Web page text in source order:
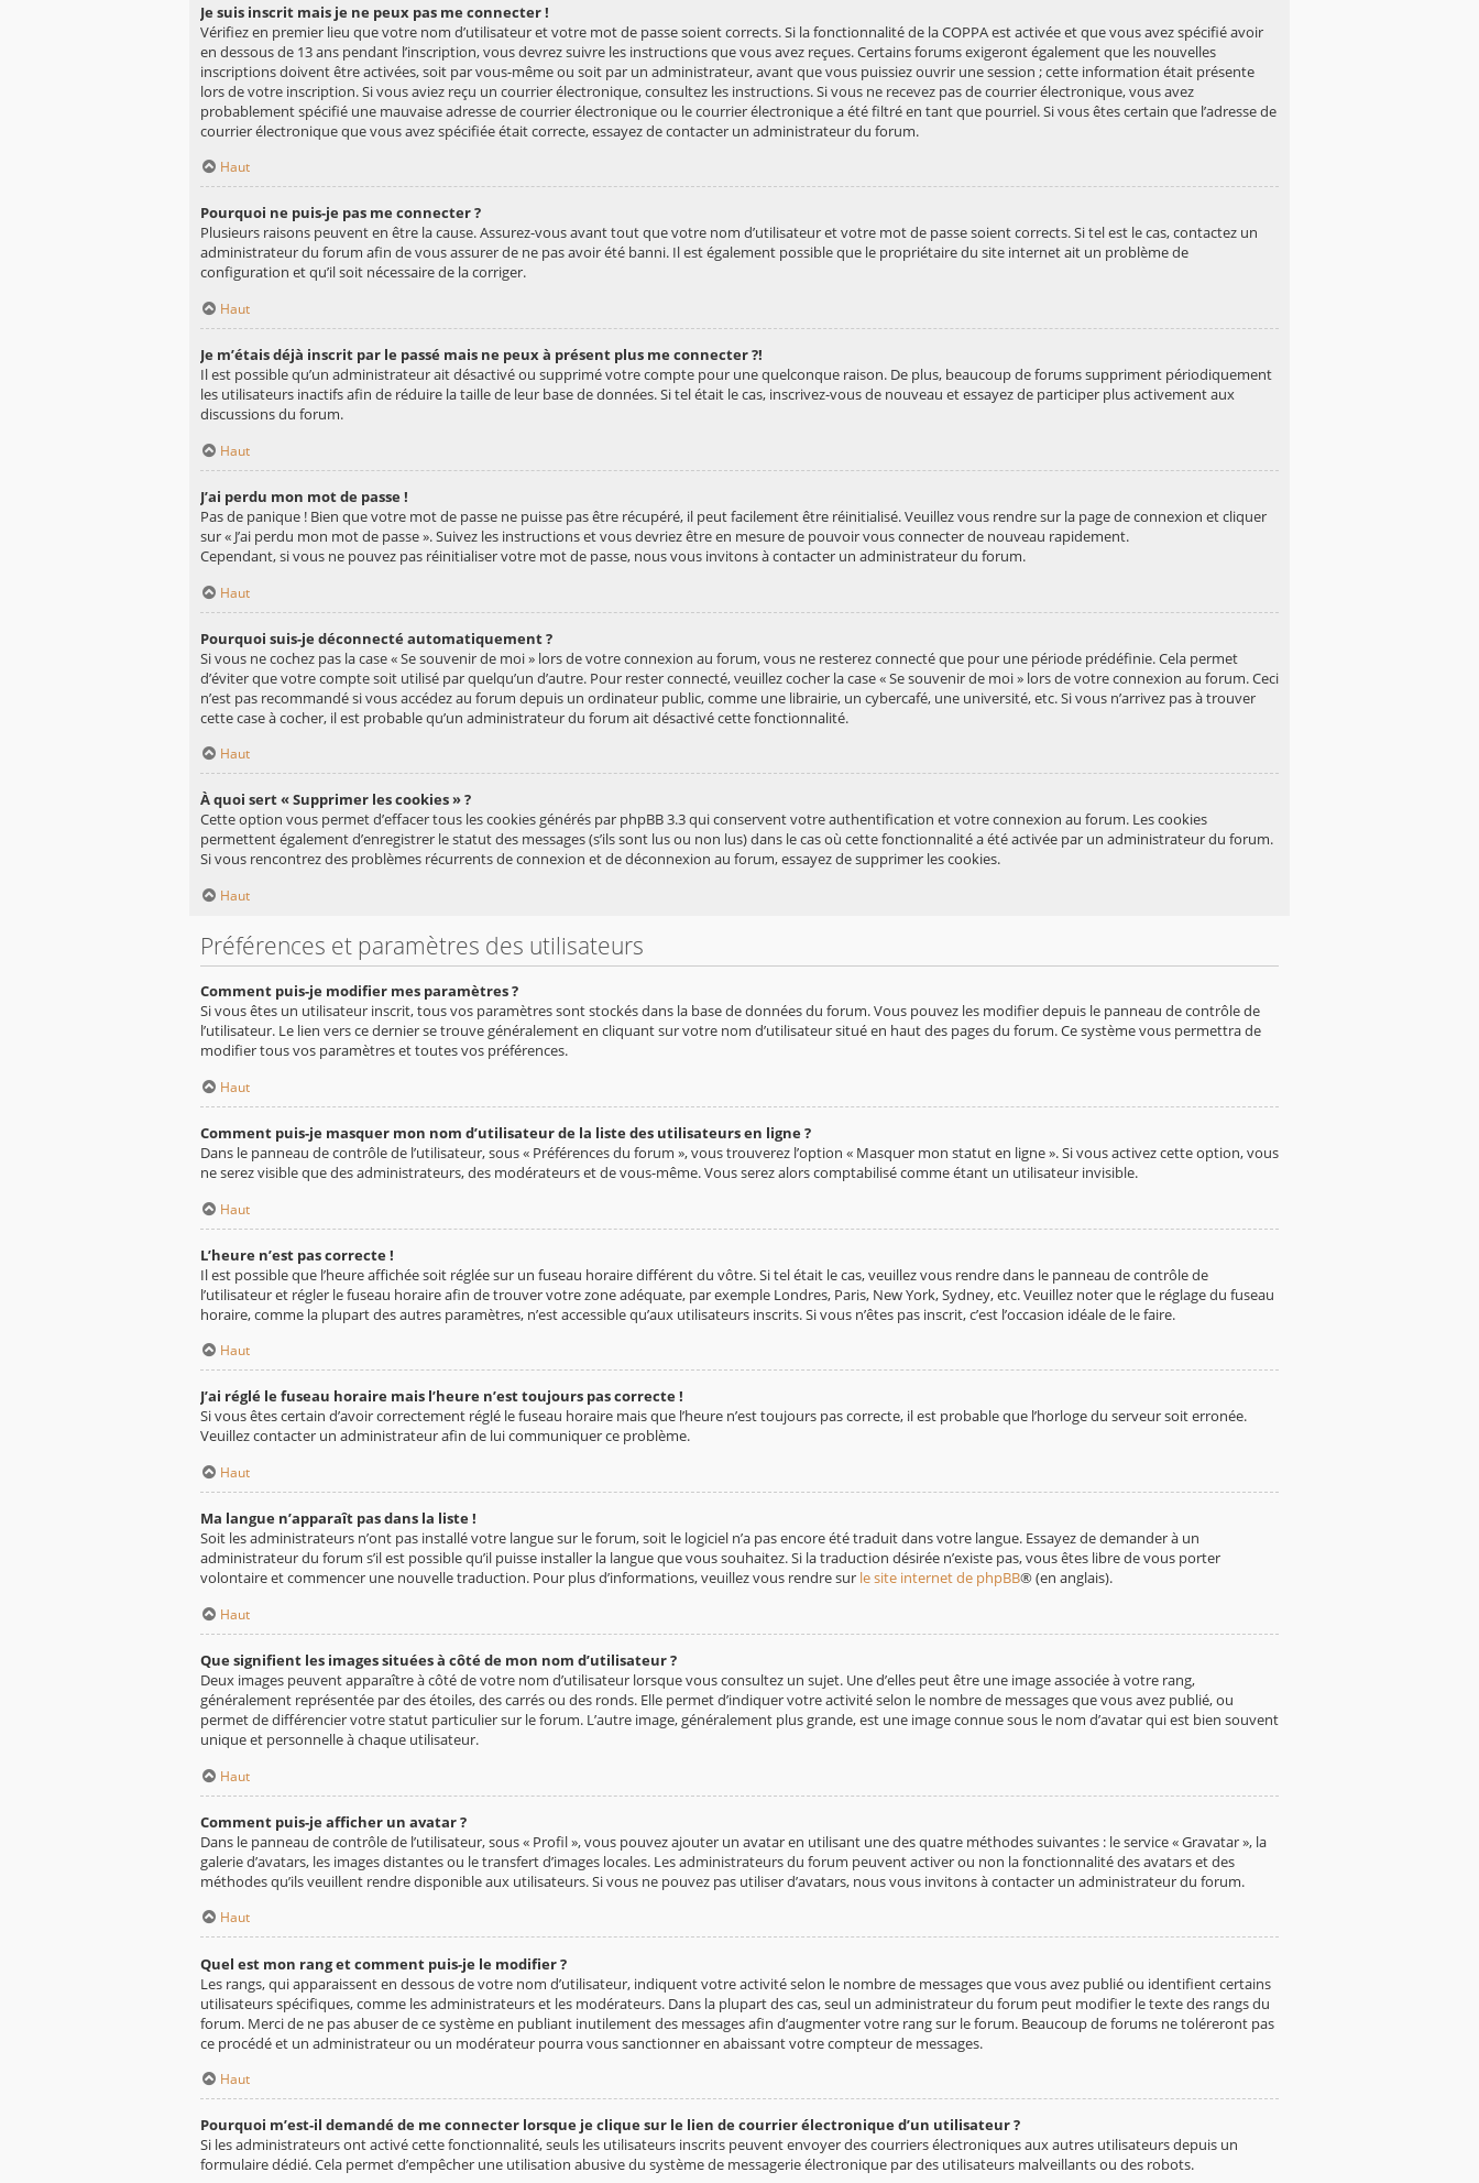
Je suis inscrit mais je ne peux pas me connecter !
Vérifiez en premier lieu que votre nom d’utilisateur et votre mot de passe soient corrects. Si la fonctionnalité de la COPPA est activée et que vous avez spécifié avoir
en dessous de 13 ans pendant l’inscription, vous devrez suivre les instructions que vous avez reçues. Certains forums exigeront également que les nouvelles
inscriptions doivent être activées, soit par vous-même ou soit par un administrateur, avant que vous puissiez ouvrir une session ; cette information était présente
lors de votre inscription. Si vous aviez reçu un courrier électronique, consultez les instructions. Si vous ne recevez pas de courrier électronique, vous avez
probablement spécifié une mauvaise adresse de courrier électronique ou le courrier électronique a été filtré en tant que pourriel. Si vous êtes certain que l’adresse de
courrier électronique que vous avez spécifiée était correcte, essayez de contacter un administrateur du forum.
Haut
Pourquoi ne puis-je pas me connecter ?
Plusieurs raisons peuvent en être la cause. Assurez-vous avant tout que votre nom d’utilisateur et votre mot de passe soient corrects. Si tel est le cas, contactez un
administrateur du forum afin de vous assurer de ne pas avoir été banni. Il est également possible que le propriétaire du site internet ait un problème de
configuration et qu’il soit nécessaire de la corriger.
Haut
Je m’étais déjà inscrit par le passé mais ne peux à présent plus me connecter ?!
Il est possible qu’un administrateur ait désactivé ou supprimé votre compte pour une quelconque raison. De plus, beaucoup de forums suppriment périodiquement
les utilisateurs inactifs afin de réduire la taille de leur base de données. Si tel était le cas, inscrivez-vous de nouveau et essayez de participer plus activement aux
discussions du forum.
Haut
J’ai perdu mon mot de passe !
Pas de panique ! Bien que votre mot de passe ne puisse pas être récupéré, il peut facilement être réinitialisé. Veuillez vous rendre sur la page de connexion et cliquer
sur « J’ai perdu mon mot de passe ». Suivez les instructions et vous devriez être en mesure de pouvoir vous connecter de nouveau rapidement.
Cependant, si vous ne pouvez pas réinitialiser votre mot de passe, nous vous invitons à contacter un administrateur du forum.
Haut
Pourquoi suis-je déconnecté automatiquement ?
Si vous ne cochez pas la case « Se souvenir de moi » lors de votre connexion au forum, vous ne resterez connecté que pour une période prédéfinie. Cela permet
d’éviter que votre compte soit utilisé par quelqu’un d’autre. Pour rester connecté, veuillez cocher la case « Se souvenir de moi » lors de votre connexion au forum. Ceci
n’est pas recommandé si vous accédez au forum depuis un ordinateur public, comme une librairie, un cybercafé, une université, etc. Si vous n’arrivez pas à trouver
cette case à cocher, il est probable qu’un administrateur du forum ait désactivé cette fonctionnalité.
Haut
À quoi sert « Supprimer les cookies » ?
Cette option vous permet d’effacer tous les cookies générés par phpBB 3.3 qui conservent votre authentification et votre connexion au forum. Les cookies
permettent également d’enregistrer le statut des messages (s’ils sont lus ou non lus) dans le cas où cette fonctionnalité a été activée par un administrateur du forum.
Si vous rencontrez des problèmes récurrents de connexion et de déconnexion au forum, essayez de supprimer les cookies.
Haut
Préférences et paramètres des utilisateurs
Comment puis-je modifier mes paramètres ?
Si vous êtes un utilisateur inscrit, tous vos paramètres sont stockés dans la base de données du forum. Vous pouvez les modifier depuis le panneau de contrôle de
l’utilisateur. Le lien vers ce dernier se trouve généralement en cliquant sur votre nom d’utilisateur situé en haut des pages du forum. Ce système vous permettra de
modifier tous vos paramètres et toutes vos préférences.
Haut
Comment puis-je masquer mon nom d’utilisateur de la liste des utilisateurs en ligne ?
Dans le panneau de contrôle de l’utilisateur, sous « Préférences du forum », vous trouverez l’option « Masquer mon statut en ligne ». Si vous activez cette option, vous
ne serez visible que des administrateurs, des modérateurs et de vous-même. Vous serez alors comptabilisé comme étant un utilisateur invisible.
Haut
L’heure n’est pas correcte !
Il est possible que l’heure affichée soit réglée sur un fuseau horaire différent du vôtre. Si tel était le cas, veuillez vous rendre dans le panneau de contrôle de
l’utilisateur et régler le fuseau horaire afin de trouver votre zone adéquate, par exemple Londres, Paris, New York, Sydney, etc. Veuillez noter que le réglage du fuseau
horaire, comme la plupart des autres paramètres, n’est accessible qu’aux utilisateurs inscrits. Si vous n’êtes pas inscrit, c’est l’occasion idéale de le faire.
Haut
J’ai réglé le fuseau horaire mais l’heure n’est toujours pas correcte !
Si vous êtes certain d’avoir correctement réglé le fuseau horaire mais que l’heure n’est toujours pas correcte, il est probable que l’horloge du serveur soit erronée.
Veuillez contacter un administrateur afin de lui communiquer ce problème.
Haut
Ma langue n’apparaît pas dans la liste !
Soit les administrateurs n’ont pas installé votre langue sur le forum, soit le logiciel n’a pas encore été traduit dans votre langue. Essayez de demander à un
administrateur du forum s’il est possible qu’il puisse installer la langue que vous souhaitez. Si la traduction désirée n’existe pas, vous êtes libre de vous porter
volontaire et commencer une nouvelle traduction. Pour plus d’informations, veuillez vous rendre sur le site internet de phpBB® (en anglais).
Haut
Que signifient les images situées à côté de mon nom d’utilisateur ?
Deux images peuvent apparaître à côté de votre nom d’utilisateur lorsque vous consultez un sujet. Une d’elles peut être une image associée à votre rang,
généralement représentée par des étoiles, des carrés ou des ronds. Elle permet d’indiquer votre activité selon le nombre de messages que vous avez publié, ou
permet de différencier votre statut particulier sur le forum. L’autre image, généralement plus grande, est une image connue sous le nom d’avatar qui est bien souvent
unique et personnelle à chaque utilisateur.
Haut
Comment puis-je afficher un avatar ?
Dans le panneau de contrôle de l’utilisateur, sous « Profil », vous pouvez ajouter un avatar en utilisant une des quatre méthodes suivantes : le service « Gravatar », la
galerie d’avatars, les images distantes ou le transfert d’images locales. Les administrateurs du forum peuvent activer ou non la fonctionnalité des avatars et des
méthodes qu’ils veuillent rendre disponible aux utilisateurs. Si vous ne pouvez pas utiliser d’avatars, nous vous invitons à contacter un administrateur du forum.
Haut
Quel est mon rang et comment puis-je le modifier ?
Les rangs, qui apparaissent en dessous de votre nom d’utilisateur, indiquent votre activité selon le nombre de messages que vous avez publié ou identifient certains
utilisateurs spécifiques, comme les administrateurs et les modérateurs. Dans la plupart des cas, seul un administrateur du forum peut modifier le texte des rangs du
forum. Merci de ne pas abuser de ce système en publiant inutilement des messages afin d’augmenter votre rang sur le forum. Beaucoup de forums ne toléreront pas
ce procédé et un administrateur ou un modérateur pourra vous sanctionner en abaissant votre compteur de messages.
Haut
Pourquoi m’est-il demandé de me connecter lorsque je clique sur le lien de courrier électronique d’un utilisateur ?
Si les administrateurs ont activé cette fonctionnalité, seuls les utilisateurs inscrits peuvent envoyer des courriers électroniques aux autres utilisateurs depuis un
formulaire dédié. Cela permet d’empêcher une utilisation abusive du système de messagerie électronique par des utilisateurs malveillants ou des robots.